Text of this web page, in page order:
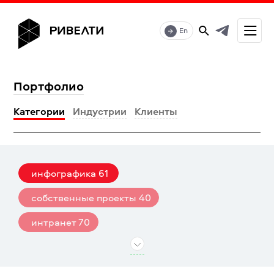
En
Портфолио
Категории Индустрии Клиенты
собственные проекты 40
интранет70
цифровой опыт сотрудника
инфографика 61